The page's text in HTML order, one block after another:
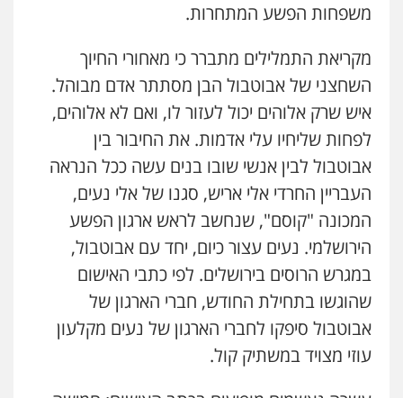
משפחות הפשע המתחרות.
מקריאת התמלילים מתברר כי מאחורי החיוך
השחצני של אבוטבול הבן מסתתר אדם מבוהל.
איש שרק אלוהים יכול לעזור לו, ואם לא אלוהים,
לפחות שליחיו עלי אדמות. את החיבור בין
אבוטבול לבין אנשי שובו בנים עשה ככל הנראה
העבריין החרדי אלי אריש, סגנו של אלי נעים,
המכונה "קוסם", שנחשב לראש ארגון הפשע
הירושלמי. נעים עצור כיום, יחד עם אבוטבול,
במגרש הרוסים בירושלים. לפי כתבי האישום
שהוגשו בתחילת החודש, חברי הארגון של
אבוטבול סיפקו לחברי הארגון של נעים מקלעון
עוזי מצויד במשתיק קול.